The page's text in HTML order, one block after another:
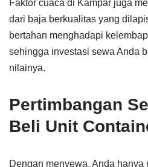
Faktor cuaca di Kampar juga
dari baja berkualitas yang
bertahan menghadapi
sehingga investasi sewa Anda
nilainya.
Pertimbangan
Beli Unit
Dengan menyewa, Anda hanya